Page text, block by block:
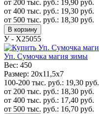
от 200 тыс. руб.: 19,90 руб.
от 400 тыс. руб.: 19,30 руб.
от 500 тыс. руб.: 18,30 руб.
В корзину
У - Х25055
Уп. Сумочка магия зимы
Вес: 450
Размер: 20x11,5x7
100-200 тыс. руб.: 19,30 руб.
от 200 тыс. руб.: 18,30 руб.
от 400 тыс. руб.: 17,40 руб.
от 500 тыс. руб.: 16,70 руб.